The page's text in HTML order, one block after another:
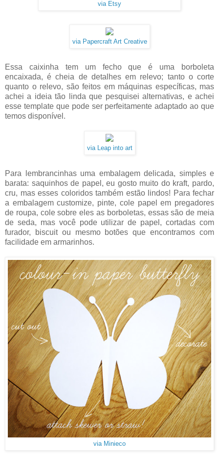
via Etsy
via Papercraft Art Creative
Essa caixinha tem um fecho que é uma borboleta
encaixada, é cheia de detalhes em relevo; tanto o corte
quanto o relevo, são feitos em máquinas específicas, mas
achei a ideia tão linda que pesquisei alternativas, e achei
esse template que pode ser perfeitamente adaptado ao que
temos disponível.
via Leap into art
Para lembrancinhas uma embalagem delicada, simples e
barata: saquinhos de papel, eu gosto muito do kraft, pardo,
cru, mas esses coloridos também estão lindos! Para fechar
a embalagem customize, pinte, cole papel em pregadores
de roupa, cole sobre eles as borboletas, essas são de meia
de seda, mas você pode utilizar de papel, cortadas com
furador, biscuit ou mesmo botões que encontramos com
facilidade em armarinhos.
via Minieco